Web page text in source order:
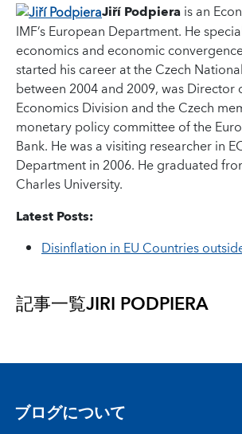
Jiří Podpierais an
IMF’s European Department. He
economics and economic
started his career at the Czech
between 2004 and 2009, was Director
Economics Division and the Czech
monetary policy committee of the
Bank. He was a visiting researcher in
Department in 2006. He graduated
Charles University.
Latest Posts:
Disinflation in EU Countries
記事一覧JIRI PODPIERA
ブログについて